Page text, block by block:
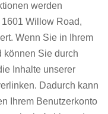
werden
Willow Road,
Wenn Sie in Ihrem
können Sie durch
Inhalte unserer
Dadurch kann
Ihrem Benutzerkonto